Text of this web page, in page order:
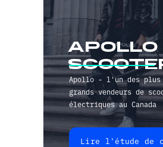
Lire l'étude de
apollo
Apollo - l'un des plus
grands vendeurs de
électriques au Canada